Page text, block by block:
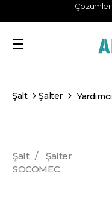
Çözümleri
Şalt Şalter
Şalt /
Şalter
SOCOMEC